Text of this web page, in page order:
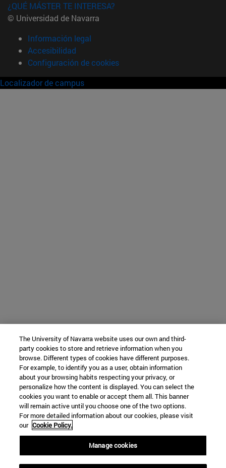
¿QUÉ MÁSTER TE INTERESA?
© Universidad de Navarra
Información legal
Accesibilidad
Configuración de cookies
Localizador de campus
The University of Navarra website uses our own and third-
party cookies to store and retrieve information when you
browse. Different types of cookies have different purposes.
For example, to identify you as a user, obtain information
about your browsing habits respecting your privacy, or
personalize how the content is displayed. You can select the
cookies you want to enable or accept them all. This banner
will remain active until you choose one of the two options.
For more detailed information about our cookies, please visit
our Cookie Policy.
Manage cookies